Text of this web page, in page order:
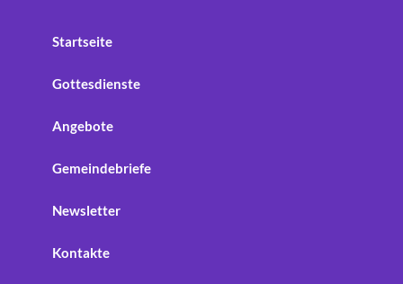
Startseite
Gottesdienste
Angebote
Gemeindebriefe
Newsletter
Kontakte